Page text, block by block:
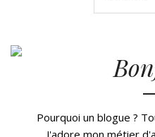
Pourquoi un blogue ?
J'adore mon métier